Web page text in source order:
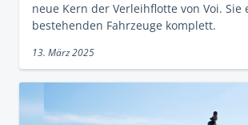
neue Kern der Verleihflotte von Voi. Sie
bestehenden Fahrzeuge komplett.
13. März 2025